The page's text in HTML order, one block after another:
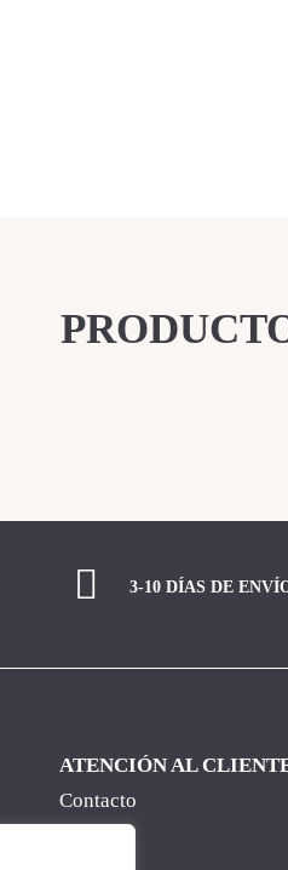
3-10 DÍAS DE
ATENCIÓN AL
Contacto
Nosotras